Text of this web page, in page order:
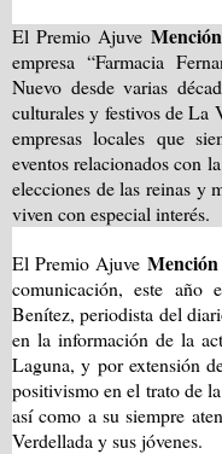
El Premio Ajuve
empresa “Farmacia
Nuevo desde varias
culturales y festivos deLa
empresas locales que
eventos relacionados con
elecciones de las reinas y
viven con especial interés.
El Premio Ajuve
comunicación, este año
Benítez, periodista del
en la información de la
Laguna, y por extensión
positivismo en el trato de
así como a su siempre
Verdellada y sus jóvenes.